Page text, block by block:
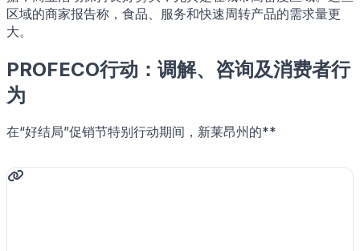
区域的商家报告称，食品、服务和快速周转产品的需求量更
大。
PROFECO行动：调解、咨询及消费者行
为
在“好结局”促销节特别行动期间，新莱昂州的**